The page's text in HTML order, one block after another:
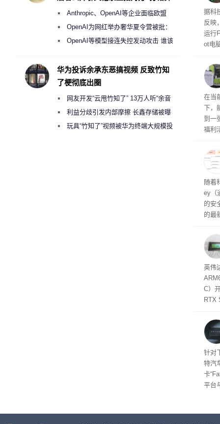
建
超 1
患
据科
反映
运行
ot电
在当
下，
到一
福利
州
家
这一
（
户
随着
ey（
的安
的最
内
以利
并
在线
件是
软件
态
英伟
C）
RTX
将
的技
起
针对
特汽
卡
平台
Anthropic、OpenAI等企业面临欧盟
《人工智能法案》全新执法权限审查
OpenAI为网红举办奢华夏令营被批：
2000美元一晚 遭讽“反乌托邦”
OpenAI等模型接连失控发动攻击 谁该
华为投诉余承东恶搞视频 反致竹知
了梗彻底出圈
网友开发“云甩竹知了” 13万人听“余音
绕梁”利益分歧引发内部摩擦 长鑫存储被曝
曾将华为驻场工程师驱逐出研发基地
玩具“竹知了”视频被华为终端大规模投